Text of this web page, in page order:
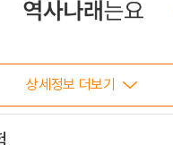
상세정보 더보기